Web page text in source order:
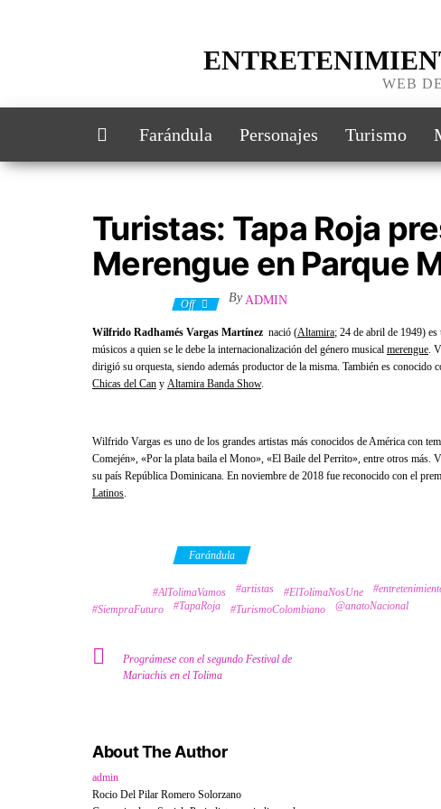
WEB
Farándula Personajes Turismo
Turistas: Tapa Roja
Merengue en Parque
Off By ADMIN
Wilfrido Radhamés Vargas Martínez nació (Altamira; 24 de abril de 1949) es
músicos a quien se le debe la internacionalización del género musical merengue
dirigió su orquesta, siendo además productor de la misma. También es conocido
Chicas del Can y Altamira Banda Show.
Wilfrido Vargas es uno de los grandes artistas más conocidos de América con
Comején», «Por la plata baila el Mono», «El Baile del Perrito», entre otros más.
su país República Dominicana. En noviembre de 2018 fue reconocido con el
Latinos
Farándula
#AlTolimaVamos #artistas #ElTolimaNosUne
#SiempraFuturo
#TapaRoja #TurismoColombiano @anatoNacional
Prográmese con el segundo Festival de
Mariachis en el Tolima
About The Author
admin
Rocio Del Pilar Romero Solorzano